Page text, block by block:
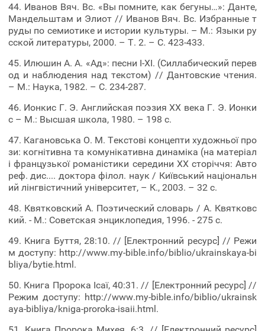
44. Иванов Вяч. Вс. «Вы помните, как бегуны…»: Данте,
Мандельштам и Элиот // Иванов Вяч. Вс. Избранные т
руды по семиотике и истории культуры. – М.: Языки ру
сской литературы, 2000. – Т. 2. – С. 423-433.
45. Илюшин А. А. «Ад»: песни I-XI. (Силлабический перев
од и наблюдения над текстом) // Дантовские чтения.
– М.: Наука, 1982. – С. 234-287.
46. Ионкис Г. Э. Английская поэзия ХХ века Г. Э. Ионки
с – М.: Высшая школа, 1980. – 198 с.
47. Кагановська О. М. Текстові концепти художньої про
зи: когнітивна та комунікативна динаміка (на матеріал
і французької романістики середини ХХ сторіччя: Авто
реф. дис.... доктора філол. наук / Київський національн
ий лінгвістичний університет, – К., 2003. – 32 с.
48. Квятковский А. Поэтический словарь / А. Квятковс
кий. - М.: Советская энциклопедия, 1996. - 275 с.
49. Книга Буття, 28:10. // [Електронний ресурс] // Режи
м доступу: http://www.my-bible.info/biblio/ukrainskaya-bi
bliya/bytie.html.
50. Книга Пророка Ісаї, 40:31. // [Електронний ресурс] //
Режим доступу: http://www.my-bible.info/biblio/ukrainsk
aya-bibliya/kniga-proroka-isaii.html.